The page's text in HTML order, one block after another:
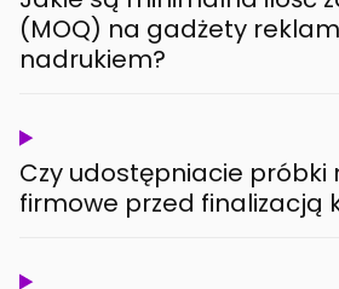
(MOQ) na gadżety
nadrukiem?
Czy udostępniacie próbki
firmowe przed finalizacją